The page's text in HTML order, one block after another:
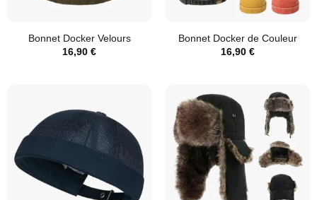
Bonnet Docker Velours
16,90 €
Bonnet Docker de Couleur
16,90 €